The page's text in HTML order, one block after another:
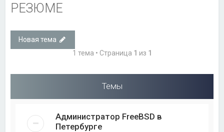
РЕЗЮМЕ
Новая тема
1 тема • Страница 1 из 1
Темы
Администратор FreeBSD в
Петербурге